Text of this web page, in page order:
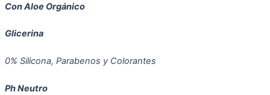
Con Aloe Orgánico
Glicerina
0% Silicona, Parabenos y Colorantes
Ph Neutro